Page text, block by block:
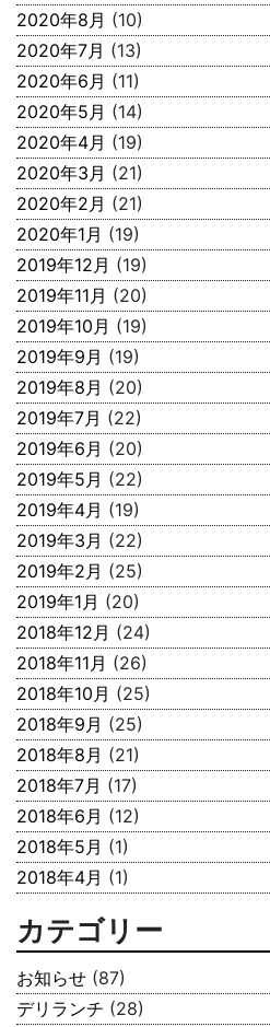
2020年8月 (10)
2020年7月 (13)
2020年6月 (11)
2020年5月 (14)
2020年4月 (19)
2020年3月 (21)
2020年2月 (21)
2020年1月 (19)
2019年12月 (19)
2019年11月 (20)
2019年10月 (19)
2019年9月 (19)
2019年8月 (20)
2019年7月 (22)
2019年6月 (20)
2019年5月 (22)
2019年4月 (19)
2019年3月 (22)
2019年2月 (25)
2019年1月 (20)
2018年12月 (24)
2018年11月 (26)
2018年10月 (25)
2018年9月 (25)
2018年8月 (21)
2018年7月 (17)
2018年6月 (12)
2018年5月 (1)
2018年4月 (1)
カテゴリー
お知らせ (87)
デリランチ (28)